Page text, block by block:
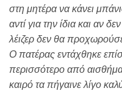
στη μητέρα να κάνει
αντί για την ίδια και αν
λέιζερ δεν θα
Ο πατέρας εντάχθηκε
περισσότερο από
καιρό τα πήγαινε λίγο